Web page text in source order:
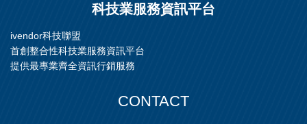
科技業服務資訊平台
ivendor科技聯盟
首創整合性科技業服務資訊平台
提供最專業齊全資訊行銷服務
CONTACT